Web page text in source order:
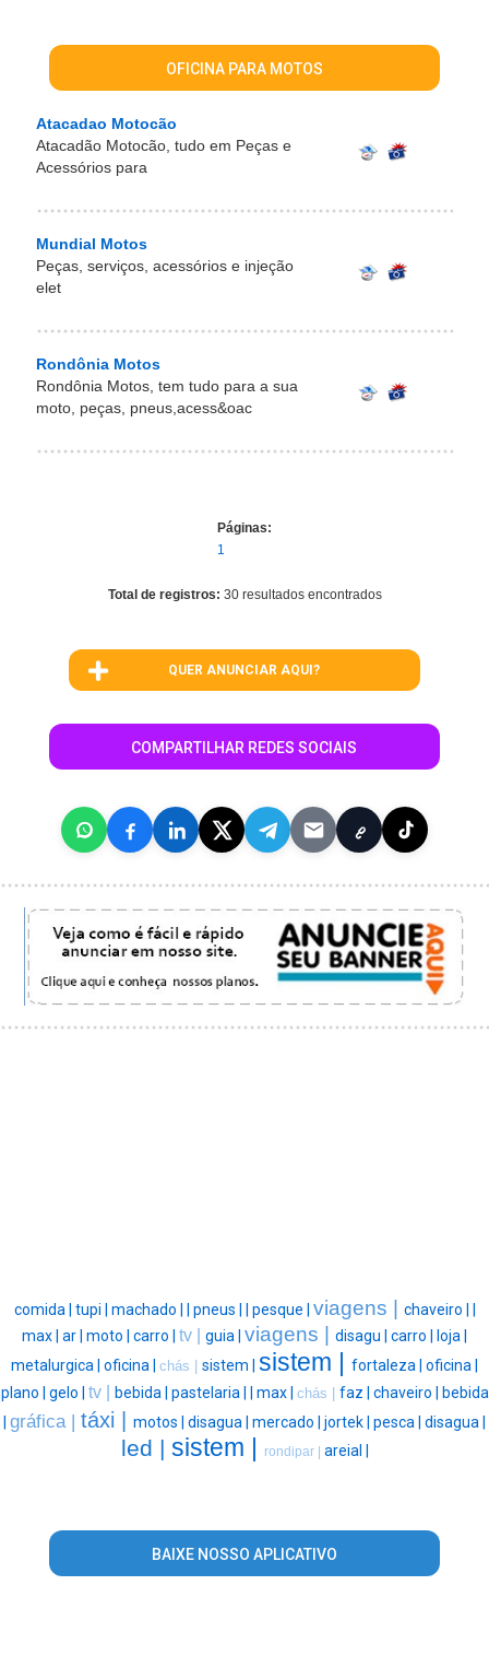
OFICINA PARA MOTOS
Atacadao Motocão
Atacadão Motocão, tudo em Peças e
Acessórios para
Mundial Motos
Peças, serviços, acessórios e injeção
elet
Rondônia Motos
Rondônia Motos, tem tudo para a sua
moto, peças, pneus,acess&oac
Páginas:
1
Total de registros: 30 resultados encontrados
QUER ANUNCIAR AQUI?
COMPARTILHAR REDES SOCIAIS
comida | tupi | machado | | pneus | | pesque | viagens | chaveiro | |
max | ar | moto | carro | tv | guia | viagens | disagu | carro | loja |
metalurgica | oficina | chás | sistem | sistem | fortaleza | oficina |
plano | gelo | tv | bebida | pastelaria | | max | chás | faz | chaveiro | bebida
| gráfica | táxi | motos | disagua | mercado | jortek | pesca | disagua |
led | sistem | rondipar | areial |
BAIXE NOSSO APLICATIVO